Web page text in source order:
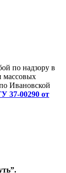
по надзору в
массовых
Ивановской
37-00290 от